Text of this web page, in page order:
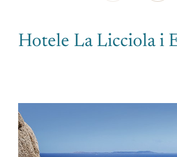
Hotele La Licciola i